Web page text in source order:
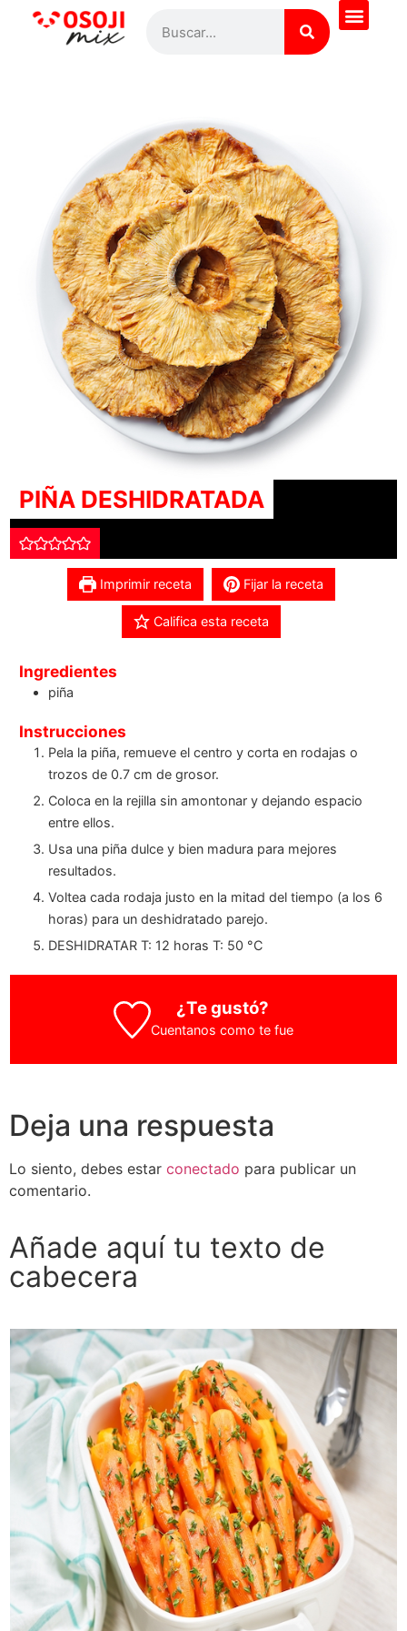
PIÑA DESHIDRATADA
Imprimir receta Fijar la receta
Califica esta receta
Ingredientes
piña
Instrucciones
Pela la piña, remueve el centro y corta en rodajas o
trozos de 0.7 cm de grosor.
Coloca en la rejilla sin amontonar y dejando espacio
entre ellos.
Usa una piña dulce y bien madura para mejores
resultados.
Voltea cada rodaja justo en la mitad del tiempo (a los 6
horas) para un deshidratado parejo.
DESHIDRATAR T: 12 horas T: 50 °C
¿Te gustó?
Cuentanos como te fue
Deja una respuesta
Lo siento, debes estar conectado para publicar un
comentario.
Añade aquí tu texto de
cabecera